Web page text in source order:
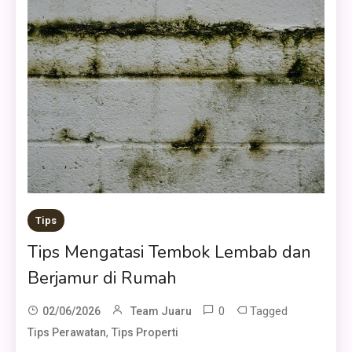
Tips
Tips Mengatasi Tembok Lembab dan
Berjamur di Rumah
02/06/2026 Team Juaru 0 Tagged
Tips Perawatan,Tips Properti